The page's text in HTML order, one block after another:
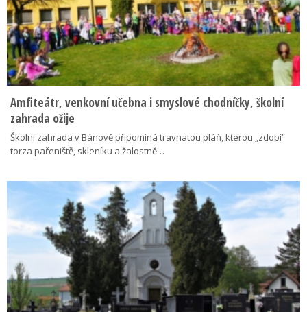
Amfiteátr, venkovní učebna i smyslové chodníčky, školní
zahrada ožije
Školní zahrada v Bánově připomíná travnatou pláň, kterou „zdobí“
torza pařeniště, skleníku a žalostně…